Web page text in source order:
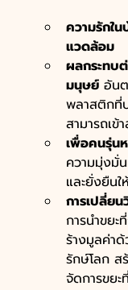
ความรักใ
แวดล้อม
ผลกระทบ
มนุษย์ อัน
พลาสติกที่
สามารถเข้
เพื่อคนรุ่น
ความมุ่งมั่
และยั่งยืน
การเปลี่ย
การนำขยะ
ร้างมูลค่าด้
รักษ์โลก ส
จัดการขย